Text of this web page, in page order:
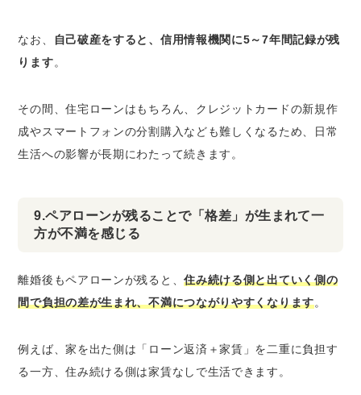
なお、
自己破産をすると、信用情報機関に5～7年間記録が残
ります。
その間、住宅ローンはもちろん、クレジットカードの新規作
成やスマートフォンの分割購入なども難しくなるため、日常
生活への影響が長期にわたって続きます。
9.ペアローンが残ることで「格差」が生まれて一
方が不満を感じる
離婚後もペアローンが残ると、住み続ける側と出ていく側の
間で負担の差が生まれ、不満につながりやすくなります。
例えば、家を出た側は「ローン返済＋家賃」を二重に負担す
る一方、住み続ける側は家賃なしで生活できます。